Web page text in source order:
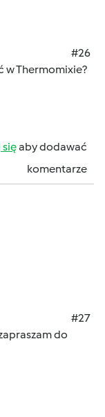
#26
w Thermomixie?
sięaby dodawać
komentarze
#27
do